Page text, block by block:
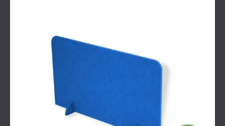
so ausgewählt, dass sie zum Design des Büros passen
und Forthnets Erwartungen an Komfort und Leistung
Ergebnis
Die Modernisierung führte zu spürbaren Verbesserungen
hinsichtlich der Vertraulichkeit, des Lärmschutzes und der
Konzentration der Mitarbeiter. Die Kombination aus